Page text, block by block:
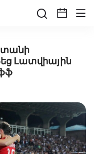
Լատվիային